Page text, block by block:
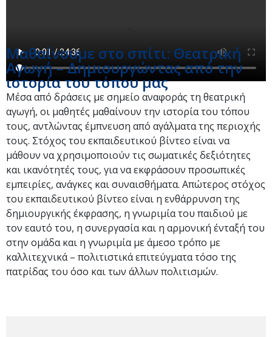
Μαθαίνουμε στο σπίτι: Θεατρική
Αγωγή – Δημιουργώντας από την
ιστορία του τόπου μας
Μέσα από δράσεις με σημείο αναφοράς τη θεατρική
αγωγή, οι μαθητές μαθαίνουν την ιστορία του τόπου
τους, αντλώντας έμπνευση από αγάλματα της περιοχής
τους. Στόχος του εκπαιδευτικού βίντεο είναι να
μάθουν να χρησιμοποιούν τις σωματικές δεξιότητες
και ικανότητές τους, για να εκφράσουν προσωπικές
εμπειρίες, ανάγκες και συναισθήματα. Απώτερος στόχος
του εκπαιδευτικού βίντεο είναι η ενθάρρυνση της
δημιουργικής έκφρασης, η γνωριμία του παιδιού με
τον εαυτό του, η συνεργασία και η αρμονική ένταξή του
στην ομάδα και η γνωριμία με άμεσο τρόπο με
καλλιτεχνικά – πολιτιστικά επιτεύγματα τόσο της
πατρίδας του όσο και των άλλων πολιτισμών.